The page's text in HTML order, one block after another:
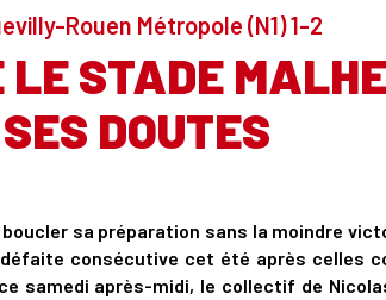
Rouen Métropole (N1) 1-2
LE STADE
DOUTES
sa préparation sans la moindre
consécutive cet été après celles
samedi après-midi, le collectif de